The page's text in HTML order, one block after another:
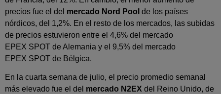
precios fue el del mercado Nord Pool de los países
nórdicos, del 1,2%. En el resto de los mercados, las subidas
de precios estuvieron entre el 4,6% del mercado
EPEX SPOT de Alemania y el 9,5% del mercado
EPEX SPOT de Bélgica.
En la cuarta semana de julio, el precio promedio semanal
más elevado fue el del mercado N2EX del Reino Unido, de